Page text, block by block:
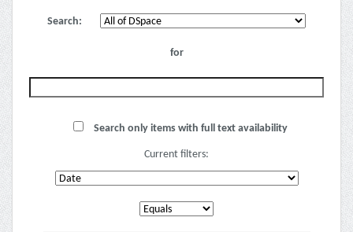
Search:
for
Search only items with full text availability
Current filters: